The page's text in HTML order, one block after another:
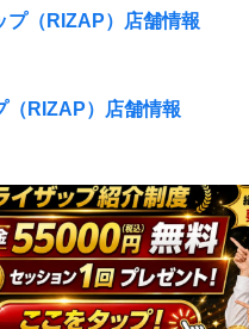
プ（RIZAP）店舗情報
（RIZAP）店舗情報